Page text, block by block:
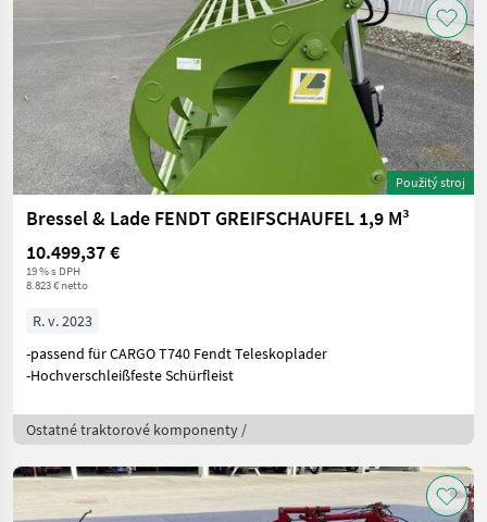
Použitý stroj
Bressel & Lade FENDT GREIFSCHAUFEL 1,9 M³
10.499,37 €
19 % s DPH
8.823 € netto
R. v. 2023
-passend für CARGO T740 Fendt Teleskoplader
-Hochverschleißfeste Schürfleist
Ostatné traktorové komponenty /